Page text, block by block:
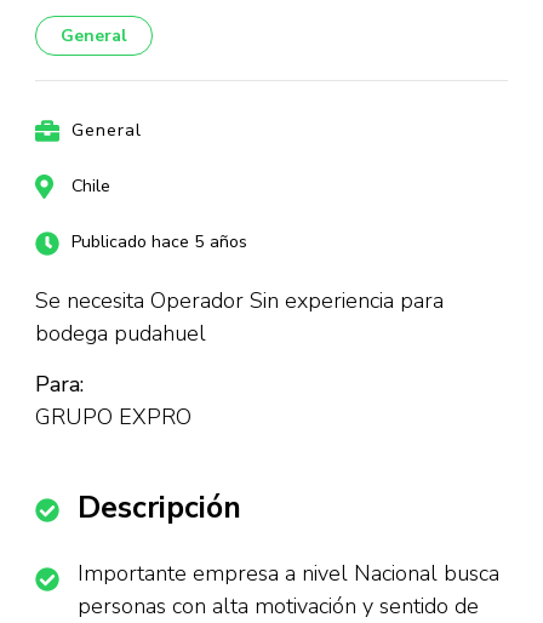
General
General
Chile
Publicado hace 5 años
Se necesita Operador Sin experiencia para
bodega pudahuel
Para:
GRUPO EXPRO
Descripción
Importante empresa a nivel Nacional busca
personas con alta motivación y sentido de